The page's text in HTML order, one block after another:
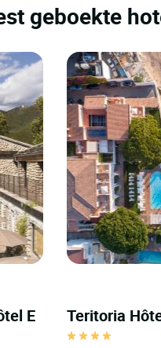
geboekte
E
Teritoria